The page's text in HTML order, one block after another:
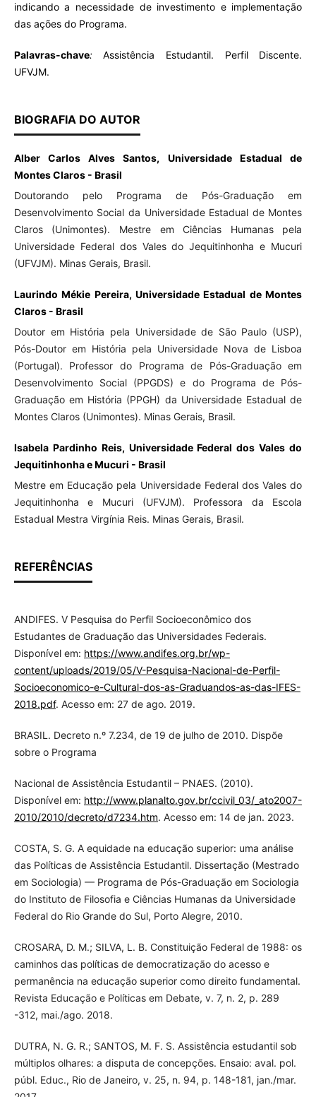
indicando a necessidade de investimento e implementação
das ações do Programa.
Palavras-chave:Assistência Estudantil. Perfil Discente.
UFVJM.
BIOGRAFIA DO AUTOR
Alber Carlos Alves Santos, Universidade Estadual de
Montes Claros - Brasil
Doutorando pelo Programa de Pós-Graduação em
Desenvolvimento Social da Universidade Estadual de Montes
Claros (Unimontes). Mestre em Ciências Humanas pela
Universidade Federal dos Vales do Jequitinhonha e Mucuri
(UFVJM). Minas Gerais, Brasil.
Laurindo Mékie Pereira, Universidade Estadual de Montes
Claros - Brasil
Doutor em História pela Universidade de São Paulo (USP),
Pós-Doutor em História pela Universidade Nova de Lisboa
(Portugal). Professor do Programa de Pós-Graduação em
Desenvolvimento Social (PPGDS) e do Programa de Pós-
Graduação em História (PPGH) da Universidade Estadual de
Montes Claros (Unimontes). Minas Gerais, Brasil.
Isabela Pardinho Reis, Universidade Federal dos Vales do
Jequitinhonha e Mucuri - Brasil
Mestre em Educação pela Universidade Federal dos Vales do
Jequitinhonha e Mucuri (UFVJM). Professora da Escola
Estadual Mestra Virgínia Reis. Minas Gerais, Brasil.
REFERÊNCIAS
ANDIFES. V Pesquisa do Perfil Socioeconômico dos
Estudantes de Graduação das Universidades Federais.
Disponível em: https://www.andifes.org.br/wp-
content/uploads/2019/05/V-Pesquisa-Nacional-de-Perfil-
Socioeconomico-e-Cultural-dos-as-Graduandos-as-das-IFES-
2018.pdf. Acesso em: 27 de ago. 2019.
BRASIL. Decreto n.º 7.234, de 19 de julho de 2010. Dispõe
sobre o Programa
Nacional de Assistência Estudantil – PNAES. (2010).
Disponível em: http://www.planalto.gov.br/ccivil_03/_ato2007-
2010/2010/decreto/d7234.htm. Acesso em: 14 de jan. 2023.
COSTA, S. G. A equidade na educação superior: uma análise
das Políticas de Assistência Estudantil. Dissertação (Mestrado
em Sociologia) — Programa de Pós-Graduação em Sociologia
do Instituto de Filosofia e Ciências Humanas da Universidade
Federal do Rio Grande do Sul, Porto Alegre, 2010.
CROSARA, D. M.; SILVA, L. B. Constituição Federal de 1988: os
caminhos das políticas de democratização do acesso e
permanência na educação superior como direito fundamental.
Revista Educação e Políticas em Debate, v. 7, n. 2, p. 289
-312, mai./ago. 2018.
DUTRA, N. G. R.; SANTOS, M. F. S. Assistência estudantil sob
múltiplos olhares: a disputa de concepções. Ensaio: aval. pol.
públ. Educ., Rio de Janeiro, v. 25, n. 94, p. 148-181, jan./mar.